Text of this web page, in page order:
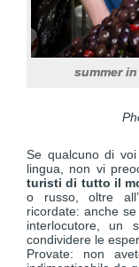
summer
Se qualcuno di
lingua, non vi
turisti di tutto il
o russo, oltre
ricordate: anche
interlocutore, un
condividere le
Provate: non